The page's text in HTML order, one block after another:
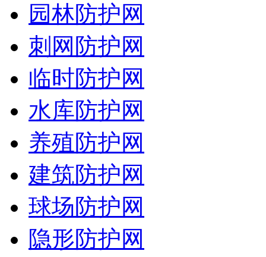
园林防护网
刺网防护网
临时防护网
水库防护网
养殖防护网
建筑防护网
球场防护网
隐形防护网